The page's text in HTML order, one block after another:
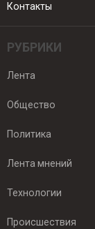
Контакты
РУБРИКИ
Лента
Общество
Политика
Лента мнений
Технологии
Происшествия